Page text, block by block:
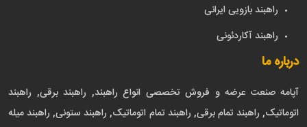
راهبند بازویی ایرانی
راهبند آکاردئونی
درباره ما
آپامه صنعت عرضه و فروش تخصصی انواع راهبند, راهبند برقی, راهبند
اتوماتیک, راهبند تمام برقی, راهبند تمام اتوماتیک, راهبند ستونی, راهبند میله